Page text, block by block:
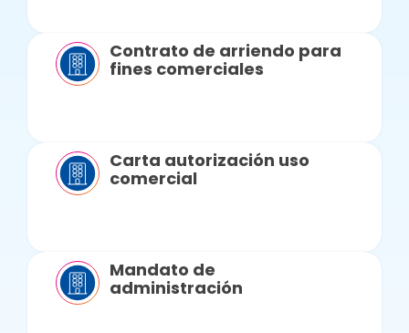
Contrato de arriendo para
fines comerciales
Carta autorización uso
comercial
Mandato de
administración